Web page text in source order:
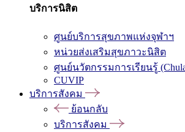
บริการนิสิต
ศูนย์บริการสุขภาพแห่งจุฬาฯ
หน่วยส่งเสริมสุขภาวะนิสิต
ศูนย์นวัตกรรมการเรียนรู้
CUVIP
บริการสังคม
ย้อนกลับ
บริการสังคม